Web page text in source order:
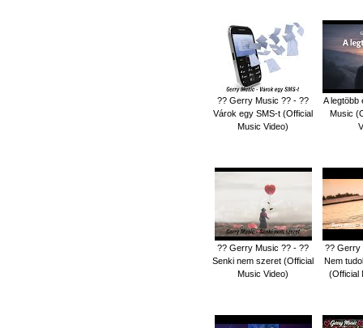
?? Gerry Music ?? - ??
Várok egy SMS-t (Official
Music Video)
A legtöbb
Music
?? Gerry Music ?? - ??
Senki nem szeret (Official
Music Video)
?? Gerry
Nem
(Official